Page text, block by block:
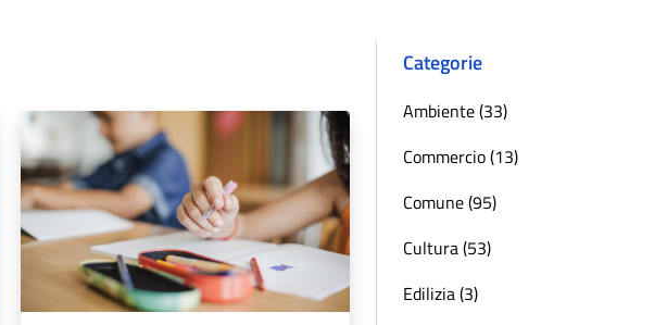
Categorie
Ambiente (33)
Commercio (13)
Comune (95)
Cultura (53)
Edilizia (3)